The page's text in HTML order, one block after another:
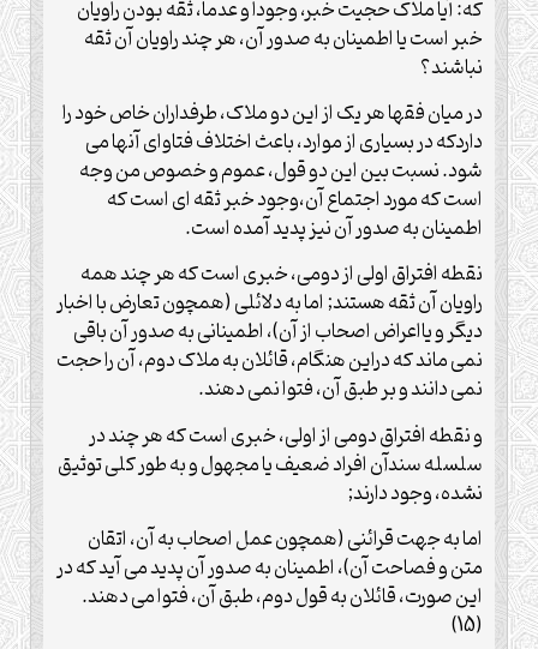
که: آیا ملاک حجیت خبر، وجودا و عدما، ثقه بودن راویان
خبر است یا اطمینان به صدور آن، هر چند راویان آن ثقه
نباشند؟
در میان فقها هر یک از این دو ملاک، طرفداران خاص خود را
داردکه در بسیاری از موارد، باعث اختلاف فتاوای آنها می
شود. نسبت بین این دو قول، عموم و خصوص من وجه
است که مورد اجتماع آن،وجود خبر ثقه ای است که
اطمینان به صدور آن نیز پدید آمده است.
نقطه افتراق اولی از دومی، خبری است که هر چند همه
راویان آن ثقه هستند; اما به دلائلی (همچون تعارض با اخبار
دیگر و یااعراض اصحاب از آن)، اطمینانی به صدور آن باقی
نمی ماند که دراین هنگام، قائلان به ملاک دوم، آن را حجت
نمی دانند و بر طبق آن، فتوا نمی دهند.
و نقطه افتراق دومی از اولی، خبری است که هر چند در
سلسله سندآن افراد ضعیف یا مجهول و به طور کلی توثیق
نشده، وجود دارند;
اما به جهت قرائنی (همچون عمل اصحاب به آن، اتقان
متن و فصاحت آن)، اطمینان به صدور آن پدید می آید که در
این صورت، قائلان به قول دوم، طبق آن، فتوا می دهند.
(15)